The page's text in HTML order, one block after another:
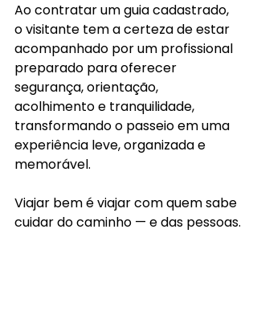
Ao contratar um guia cadastrado,
o visitante tem a certeza de estar
acompanhado por um profissional
preparado para oferecer
segurança, orientação,
acolhimento e tranquilidade,
transformando o passeio em uma
experiência leve, organizada e
memorável.
Viajar bem é viajar com quem sabe
cuidar do caminho — e das pessoas.